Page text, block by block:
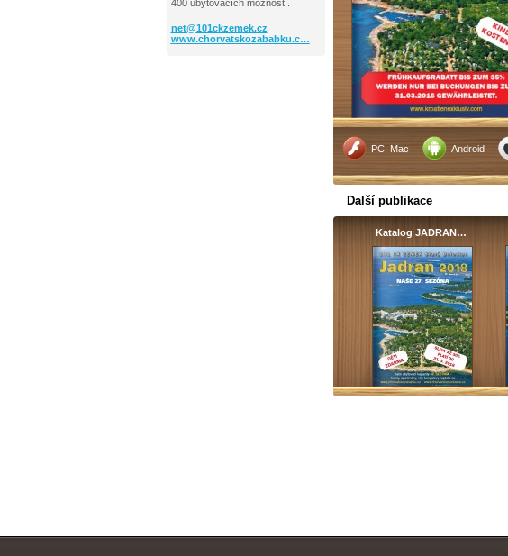
400 ubytovacích možností.
net@101ckzemek.cz
www.chorvatskozababku.c…
PC, Mac Android
Další publikace
Katalog JADRAN…